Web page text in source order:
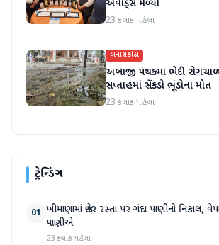
એવોર્ડ્સ મળ્યા
23 કલાક પહેલા
બનાસકાંઠા
અંબાજી પંથકમાં ભેદી
સપ્તાહમાં સેંકડો ભૂંડોના મોત
23 કલાક પહેલા
ટ્રેન્ડિંગ
01 ખીમાણામાં જાહેર રસ્તા પર ગંદા પાણીનો નિકાલ,
પાણીએ
23 કલાક પહેલા